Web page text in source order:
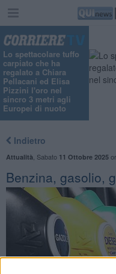
Lo spettacolare tuffo
carpiato che ha
regalato a Chiara
Pellacani ed Elisa
Pizzini l'oro nel
sincro 3 metri agli
Europei di nuoto
Indietro
Attualità Sabato 11 Ottobre 2025
Benzina, gasolio,